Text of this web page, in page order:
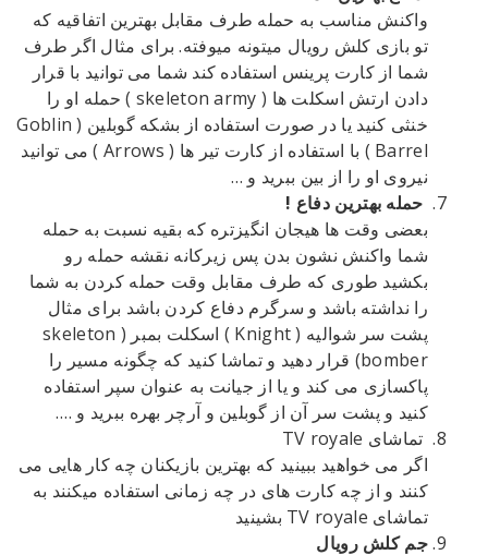
واکنش مناسب به حمله طرف مقابل بهترین اتفاقیه که
تو بازی کلش رویال میتونه میوفته. برای مثال اگر طرف
شما از کارت پرینس استفاده کند شما می توانید با قرار
دادن ارتش اسکلت ها ( skeleton army ) حمله او را
خنثی کنید یا در صورت استفاده از بشکه گوبلین ( Goblin
Barrel ) با استفاده از کارت تیر ها ( Arrows ) می توانید
نیروی او را از بین ببرید و …
حمله بهترین دفاع !
بعضی وقت ها هیجان انگیزتره که بقیه نسبت به حمله
شما واکنش نشون بدن پس زیرکانه نقشه حمله رو
بکشید طوری که طرف مقابل وقت حمله کردن به شما
را نداشته باشد و سرگرم دفاع کردن باشد برای مثال
پشت سر شوالیه ( Knight ) اسکلت بمبر ( skeleton
bomber) قرار دهید و تماشا کنید که چگونه مسیر را
پاکسازی می کند و یا از جیانت به عنوان سپر استفاده
کنید و پشت سر آن از گوبلین و آرچر بهره ببرید و ….
تماشای TV royale
اگر می خواهید ببینید که بهترین بازیکنان چه کار هایی می
کنند و از چه کارت های در چه زمانی استفاده میکنند به
تماشای TV royale بشینید
جم کلش رویال